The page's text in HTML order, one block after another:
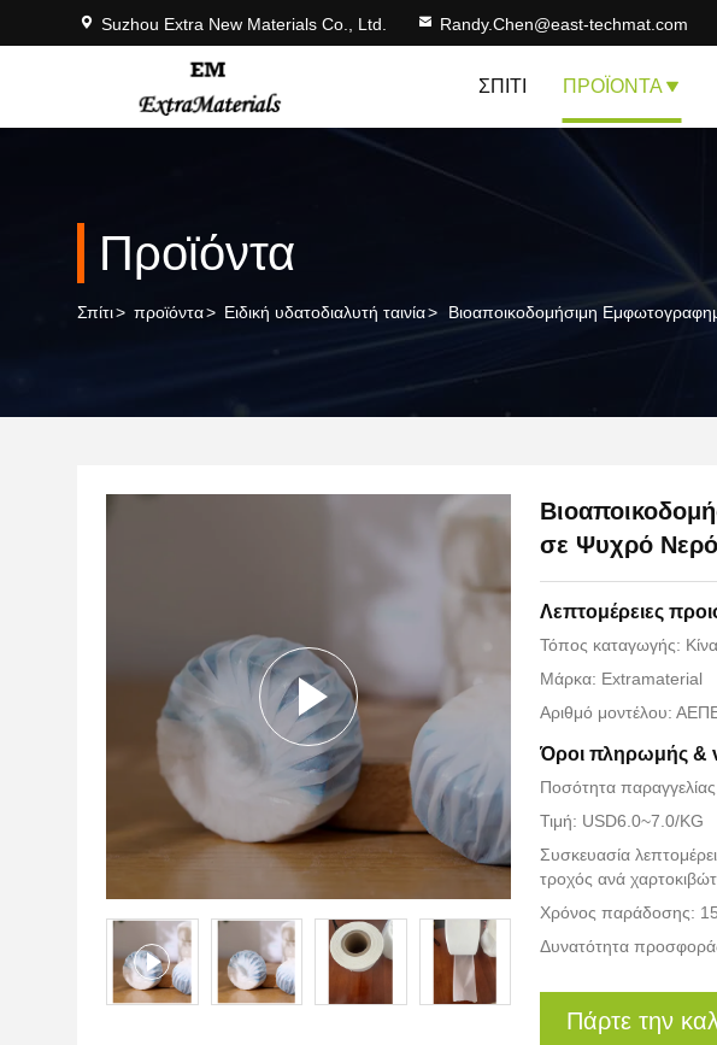
Suzhou Extra New Materials Co., Ltd. Randy.Chen@east-techmat.com
ΣΠΊΤΙ ΠΡΟΪΌΝΤΑ
Προϊόντα
Σπίτι> προϊόντα> Ειδική υδατοδιαλυτή ταινία> Βιοαποικοδομήσιμη
σε Ψυχρό Νερό
Λεπτομέρειες
Τόπος καταγωγής: Κίνα
Μάρκα: Extramaterial
Αριθμό μοντέλου:
Όροι πληρωμής &
Ποσότητα
Τιμή: USD6.0~7.0/KG
Συσκευασία
τροχός ανά
Χρόνος παράδοσης:
Δυνατότητα
Πάρτε την